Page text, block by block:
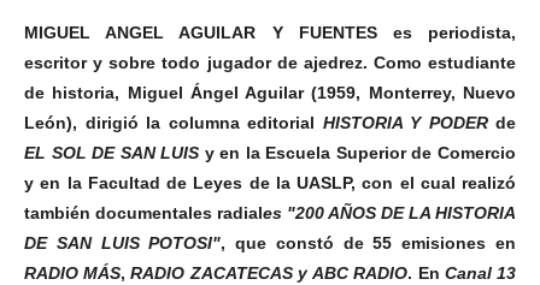
MIGUEL ANGEL AGUILAR Y FUENTES es periodista,
escritor y sobre todo jugador de ajedrez. Como estudiante
de historia, Miguel Ángel Aguilar (1959, Monterrey, Nuevo
León), dirigió la columna editorial HISTORIA Y PODERde
EL SOL DE SAN LUIS y en la Escuela Superior de Comercio
y en la Facultad de Leyes de la UASLP, con el cual realizó
también documentales radiales "200 AÑOS DE LA HISTORIA
DE SAN LUIS POTOSI", que constó de 55 emisiones en
RADIO MÁS,RADIO ZACATECAS y ABC RADIO. En Canal 13